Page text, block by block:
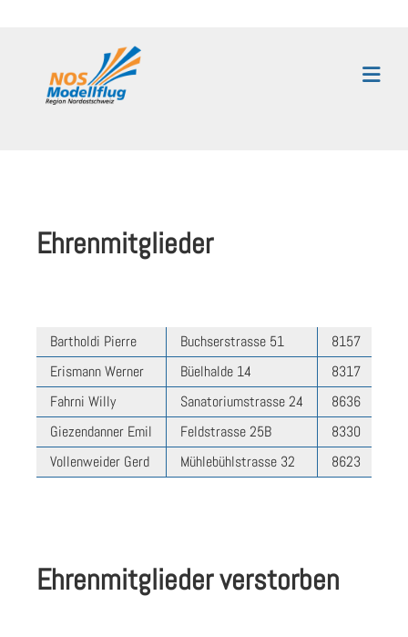
Ehrenmitglieder
Bartholdi Pierre Buchserstrasse 51 8157
Erismann Werner
Büelhalde 14 8317
Fahrni Willy
Sanatoriumstrasse 24 8636
Giezendanner Emil
Feldstrasse 25B 8330
Vollenweider Gerd
Mühlebühlstrasse 32 8623
Ehrenmitglieder verstorben